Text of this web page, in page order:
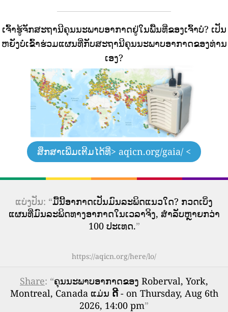
ເຈົ້າຮູ້ຈັກສະຖານີຄຸນນະພາບອາກາດຢູ່ໃນພື້ນທີ່ຂອງເຈົ້າບໍ? ເປັນ
ຫຍັງບໍ່ເຂົ້າຮ່ວມແຜນທີ່ກັບສະຖານີຄຸນນະພາບອາກາດຂອງທ່ານ
ເອງ?
ສຶກສາເພີ່ມເຕີມໄດ້ທີ່> aqicn.org/gaia/ <
ແບ່ງປັນ: “ມື້ນີ້ອາກາດເປັນມົນລະພິດແນວໃດ? ກວດເບິ່ງ
ແຜນທີ່ມົນລະພິດທາງອາກາດໃນເວລາຈິງ, ສໍາລັບຫຼາຍກວ່າ
100 ປະເທດ.”
https://aqicn.org/here/lo/
Share: “ຄຸນນະພາບອາກາດຂອງ Roberval, York,
Montreal, Canada ແມ່ນ ດີ- on Thursday, Aug 6th
2026, 14:00 pm”